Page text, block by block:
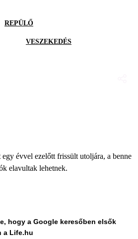
REPÜLŐ
VESZEKEDÉS
évvel ezelőtt frissült utoljára, a benne
elavultak lehetnek.
hogy a Google keresőben elsők
a Life.hu